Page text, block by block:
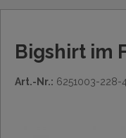
Bigshirt im
Art.-Nr.: 6251003-228-